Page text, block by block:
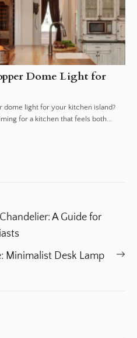
Dome Light for
dome light for your kitchen island?
for a kitchen that feels both...
A Guide for
Minimalist Desk Lamp